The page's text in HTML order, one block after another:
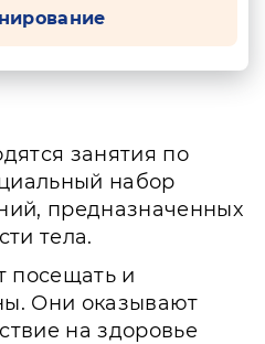
занятия по
набор
предназначенных
тела.
посещать и
Они оказывают
на здоровье